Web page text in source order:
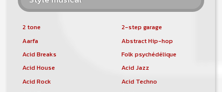
2 tone
2-step garage
Aarfa
Abstract Hip-hop
Acid Breaks
Folk psychédélique
Acid House
Acid Jazz
Acid Rock
Acid Techno